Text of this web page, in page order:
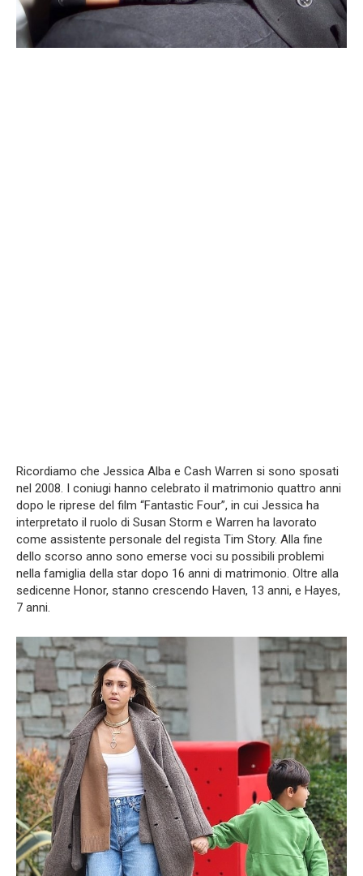
Ricordiamo che Jessica Alba e Cash Warren si sono sposati
nel 2008. I coniugi hanno celebrato il matrimonio quattro anni
dopo le riprese del film “Fantastic Four”, in cui Jessica ha
interpretato il ruolo di Susan Storm e Warren ha lavorato
come assistente personale del regista Tim Story. Alla fine
dello scorso anno sono emerse voci su possibili problemi
nella famiglia della star dopo 16 anni di matrimonio. Oltre alla
sedicenne Honor, stanno crescendo Haven, 13 anni, e Hayes,
7 anni.